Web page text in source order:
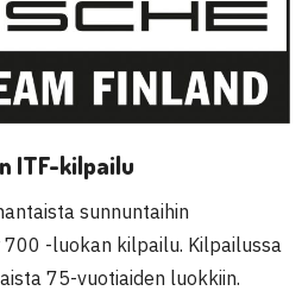
ITF-kilpailu
sunnuntaihin
-luokan kilpailu. Kilpailussa
75-vuotiaiden luokkiin.